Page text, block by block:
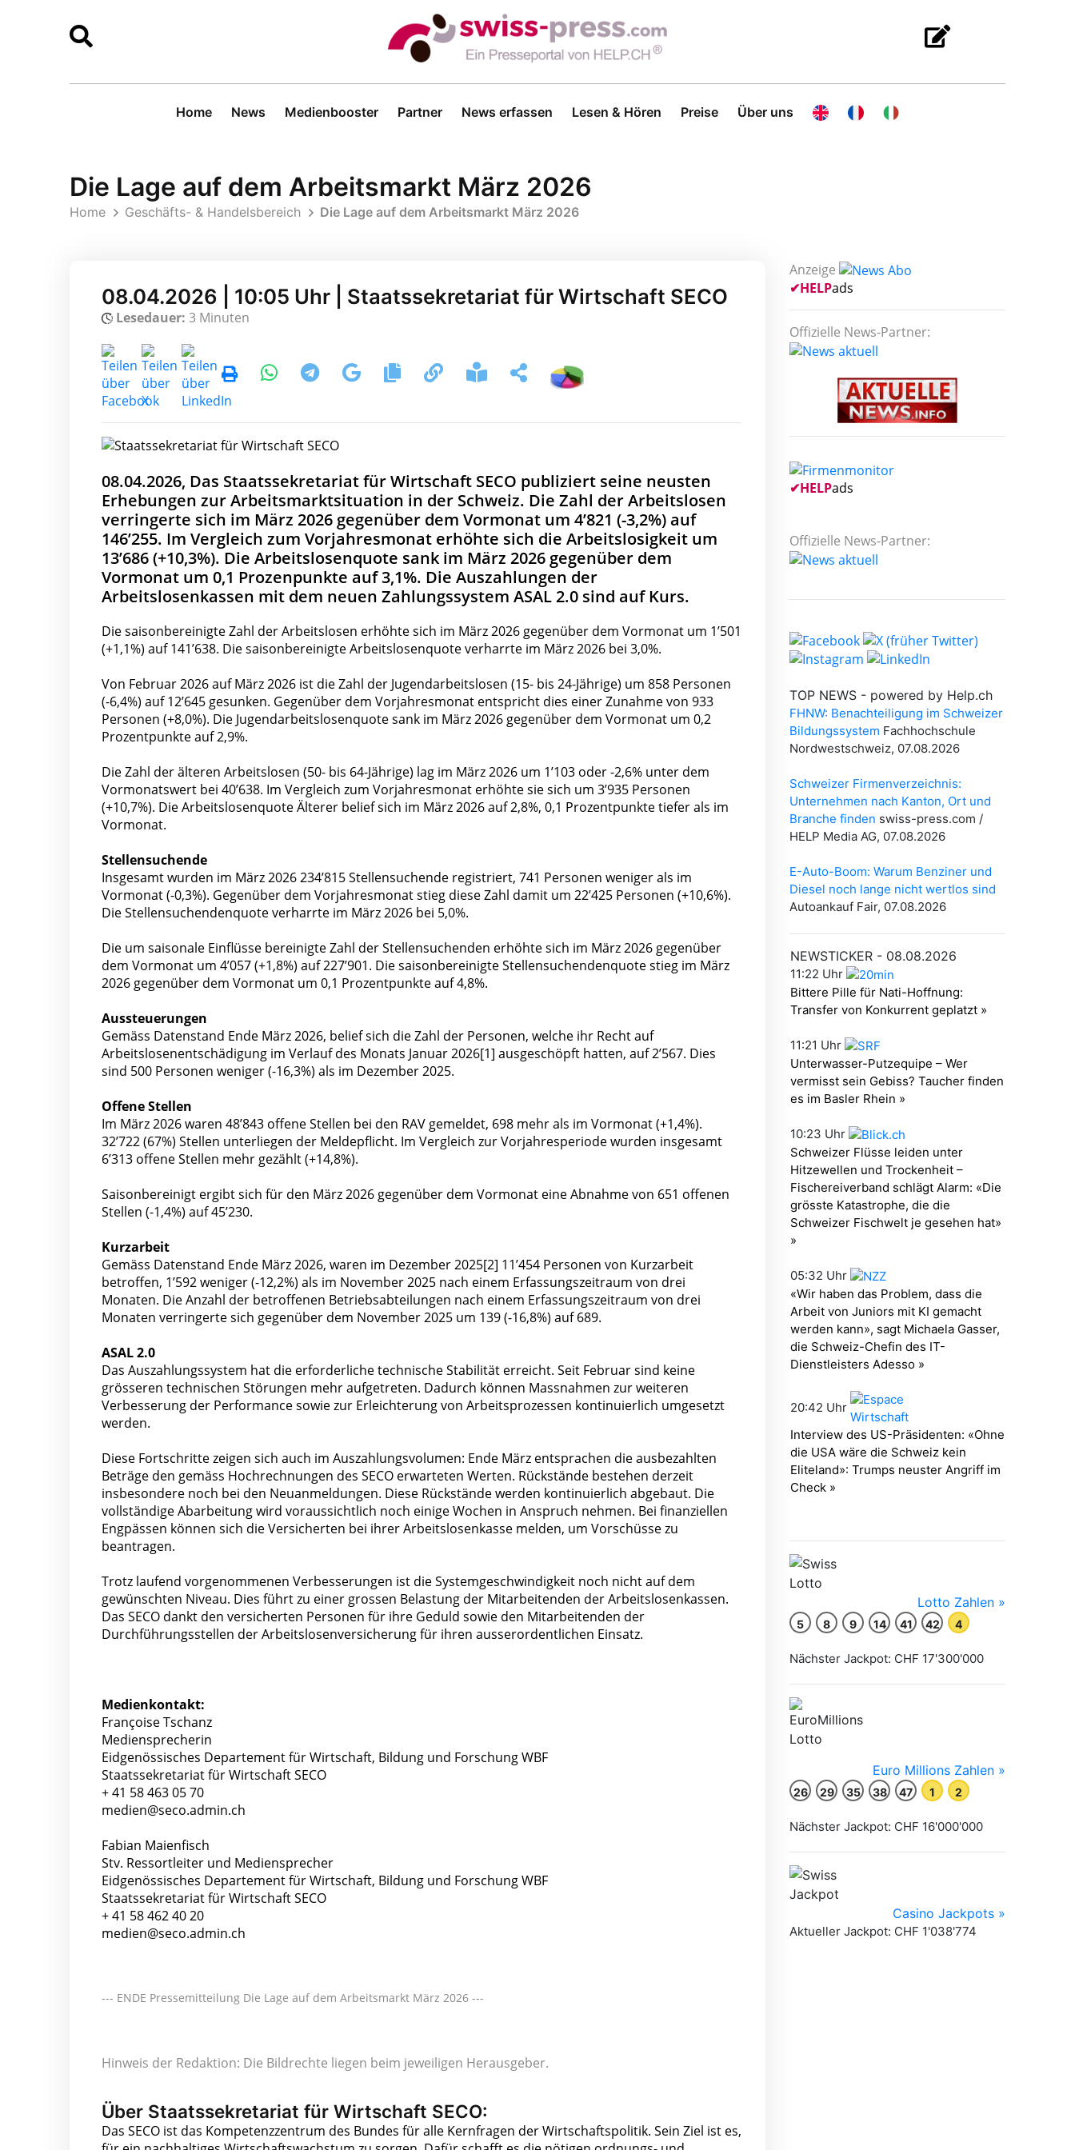
Home News Medienbooster Partner News erfassen Lesen & Hören Preise Über uns
Die Lage auf dem Arbeitsmarkt März 2026
Home Geschäfts- & Handelsbereich Die Lage auf dem Arbeitsmarkt März 2026
08.04.2026 | 10:05 Uhr | Staatssekretariat für Wirtschaft SECO
Lesedauer: 3 Minuten
08.04.2026, Das Staatssekretariat für Wirtschaft SECO publiziert seine neusten
Erhebungen zur Arbeitsmarktsituation in der Schweiz. Die Zahl der Arbeitslosen
verringerte sich im März 2026 gegenüber dem Vormonat um 4’821 (-3,2%) auf
146’255. Im Vergleich zum Vorjahresmonat erhöhte sich die Arbeitslosigkeit um
13’686 (+10,3%). Die Arbeitslosenquote sank im März 2026 gegenüber dem
Vormonat um 0,1 Prozenpunkte auf 3,1%. Die Auszahlungen der
Arbeitslosenkassen mit dem neuen Zahlungssystem ASAL 2.0 sind auf Kurs.
Die saisonbereinigte Zahl der Arbeitslosen erhöhte sich im März 2026 gegenüber dem Vormonat um 1’501
(+1,1%) auf 141’638. Die saisonbereinigte Arbeitslosenquote verharrte im März 2026 bei 3,0%.
Von Februar 2026 auf März 2026 ist die Zahl der Jugendarbeitslosen (15- bis 24-Jährige) um 858 Personen
(-6,4%) auf 12’645 gesunken. Gegenüber dem Vorjahresmonat entspricht dies einer Zunahme von 933
Personen (+8,0%). Die Jugendarbeitslosenquote sank im März 2026 gegenüber dem Vormonat um 0,2
Prozentpunkte auf 2,9%.
Die Zahl der älteren Arbeitslosen (50- bis 64-Jährige) lag im März 2026 um 1’103 oder -2,6% unter dem
Vormonatswert bei 40’638. Im Vergleich zum Vorjahresmonat erhöhte sie sich um 3’935 Personen
(+10,7%). Die Arbeitslosenquote Älterer belief sich im März 2026 auf 2,8%, 0,1 Prozentpunkte tiefer als im
Vormonat.
Stellensuchende
Insgesamt wurden im März 2026 234’815 Stellensuchende registriert, 741 Personen weniger als im
Vormonat (-0,3%). Gegenüber dem Vorjahresmonat stieg diese Zahl damit um 22’425 Personen (+10,6%).
Die Stellensuchendenquote verharrte im März 2026 bei 5,0%.
Die um saisonale Einflüsse bereinigte Zahl der Stellensuchenden erhöhte sich im März 2026 gegenüber
dem Vormonat um 4’057 (+1,8%) auf 227’901. Die saisonbereinigte Stellensuchendenquote stieg im März
2026 gegenüber dem Vormonat um 0,1 Prozentpunkte auf 4,8%.
Aussteuerungen
Gemäss Datenstand Ende März 2026, belief sich die Zahl der Personen, welche ihr Recht auf
Arbeitslosenentschädigung im Verlauf des Monats Januar 2026[1] ausgeschöpft hatten, auf 2’567. Dies
sind 500 Personen weniger (-16,3%) als im Dezember 2025.
Offene Stellen
Im März 2026 waren 48’843 offene Stellen bei den RAV gemeldet, 698 mehr als im Vormonat (+1,4%).
32’722 (67%) Stellen unterliegen der Meldepflicht. Im Vergleich zur Vorjahresperiode wurden insgesamt
6’313 offene Stellen mehr gezählt (+14,8%).
Saisonbereinigt ergibt sich für den März 2026 gegenüber dem Vormonat eine Abnahme von 651 offenen
Stellen (-1,4%) auf 45’230.
Kurzarbeit
Gemäss Datenstand Ende März 2026, waren im Dezember 2025[2] 11’454 Personen von Kurzarbeit
betroffen, 1’592 weniger (-12,2%) als im November 2025 nach einem Erfassungszeitraum von drei
Monaten. Die Anzahl der betroffenen Betriebsabteilungen nach einem Erfassungszeitraum von drei
Monaten verringerte sich gegenüber dem November 2025 um 139 (-16,8%) auf 689.
ASAL 2.0
Das Auszahlungssystem hat die erforderliche technische Stabilität erreicht. Seit Februar sind keine
grösseren technischen Störungen mehr aufgetreten. Dadurch können Massnahmen zur weiteren
Verbesserung der Performance sowie zur Erleichterung von Arbeitsprozessen kontinuierlich umgesetzt
werden.
Diese Fortschritte zeigen sich auch im Auszahlungsvolumen: Ende März entsprachen die ausbezahlten
Beträge den gemäss Hochrechnungen des SECO erwarteten Werten. Rückstände bestehen derzeit
insbesondere noch bei den Neuanmeldungen. Diese Rückstände werden kontinuierlich abgebaut. Die
vollständige Abarbeitung wird voraussichtlich noch einige Wochen in Anspruch nehmen. Bei finanziellen
Engpässen können sich die Versicherten bei ihrer Arbeitslosenkasse melden, um Vorschüsse zu
beantragen.
Trotz laufend vorgenommenen Verbesserungen ist die Systemgeschwindigkeit noch nicht auf dem
gewünschten Niveau. Dies führt zu einer grossen Belastung der Mitarbeitenden der Arbeitslosenkassen.
Das SECO dankt den versicherten Personen für ihre Geduld sowie den Mitarbeitenden der
Durchführungsstellen der Arbeitslosenversicherung für ihren ausserordentlichen Einsatz.
Medienkontakt:
Françoise Tschanz
Mediensprecherin
Eidgenössisches Departement für Wirtschaft, Bildung und Forschung WBF
Staatssekretariat für Wirtschaft SECO
+ 41 58 463 05 70
medien@seco.admin.ch
Fabian Maienfisch
Stv. Ressortleiter und Mediensprecher
Eidgenössisches Departement für Wirtschaft, Bildung und Forschung WBF
Staatssekretariat für Wirtschaft SECO
+ 41 58 462 40 20
medien@seco.admin.ch
--- ENDE Pressemitteilung Die Lage auf dem Arbeitsmarkt März 2026 ---
Hinweis der Redaktion: Die Bildrechte liegen beim jeweiligen Herausgeber.
Über Staatssekretariat für Wirtschaft SECO:
Das SECO ist das Kompetenzzentrum des Bundes für alle Kernfragen der Wirtschaftspolitik. Sein Ziel ist es,
Anzeige
✔HELPads
Offizielle News-Partner:
✔HELPads
Offizielle News-Partner: